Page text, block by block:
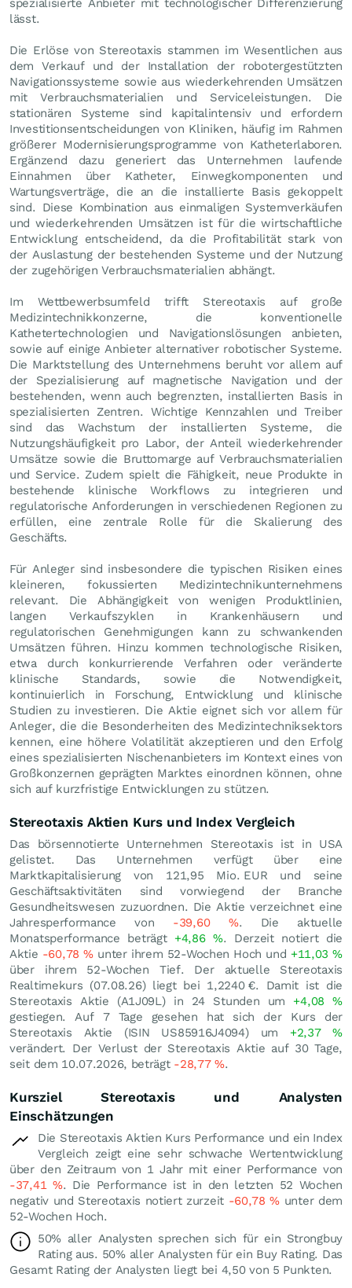
spezialisierte Anbieter mit technologischer Differenzierung
lässt.
Die Erlöse von Stereotaxis stammen im Wesentlichen aus
dem Verkauf und der Installation der robotergestützten
Navigationssysteme sowie aus wiederkehrenden Umsätzen
mit Verbrauchsmaterialien und Serviceleistungen. Die
stationären Systeme sind kapitalintensiv und erfordern
Investitionsentscheidungen von Kliniken, häufig im Rahmen
größerer Modernisierungsprogramme von Katheterlaboren.
Ergänzend dazu generiert das Unternehmen laufende
Einnahmen über Katheter, Einwegkomponenten und
Wartungsverträge, die an die installierte Basis gekoppelt
sind. Diese Kombination aus einmaligen Systemverkäufen
und wiederkehrenden Umsätzen ist für die wirtschaftliche
Entwicklung entscheidend, da die Profitabilität stark von
der Auslastung der bestehenden Systeme und der Nutzung
der zugehörigen Verbrauchsmaterialien abhängt.
Im Wettbewerbsumfeld trifft Stereotaxis auf große
Medizintechnikkonzerne, die konventionelle
Kathetertechnologien und Navigationslösungen anbieten,
sowie auf einige Anbieter alternativer robotischer Systeme.
Die Marktstellung des Unternehmens beruht vor allem auf
der Spezialisierung auf magnetische Navigation und der
bestehenden, wenn auch begrenzten, installierten Basis in
spezialisierten Zentren. Wichtige Kennzahlen und Treiber
sind das Wachstum der installierten Systeme, die
Nutzungshäufigkeit pro Labor, der Anteil wiederkehrender
Umsätze sowie die Bruttomarge auf Verbrauchsmaterialien
und Service. Zudem spielt die Fähigkeit, neue Produkte in
bestehende klinische Workflows zu integrieren und
regulatorische Anforderungen in verschiedenen Regionen zu
erfüllen, eine zentrale Rolle für die Skalierung des
Geschäfts.
Für Anleger sind insbesondere die typischen Risiken eines
kleineren, fokussierten Medizintechnikunternehmens
relevant. Die Abhängigkeit von wenigen Produktlinien,
langen Verkaufszyklen in Krankenhäusern und
regulatorischen Genehmigungen kann zu schwankenden
Umsätzen führen. Hinzu kommen technologische Risiken,
etwa durch konkurrierende Verfahren oder veränderte
klinische Standards, sowie die Notwendigkeit,
kontinuierlich in Forschung, Entwicklung und klinische
Studien zu investieren. Die Aktie eignet sich vor allem für
Anleger, die die Besonderheiten des Medizintechniksektors
kennen, eine höhere Volatilität akzeptieren und den Erfolg
eines spezialisierten Nischenanbieters im Kontext eines von
Großkonzernen geprägten Marktes einordnen können, ohne
sich auf kurzfristige Entwicklungen zu stützen.
Stereotaxis Aktien Kurs und Index Vergleich
Das börsennotierte Unternehmen Stereotaxis ist in USA
gelistet. Das Unternehmen verfügt über eine
Marktkapitalisierung von 121,95 Mio. EUR und seine
Geschäftsaktivitäten sind vorwiegend der Branche
Gesundheitswesen zuzuordnen. Die Aktie verzeichnet eine
Jahresperformance von -39,60 %. Die aktuelle
Monatsperformance beträgt +4,86%. Derzeit notiert die
Aktie -60,78%unter ihrem 52-Wochen Hoch und +11,03%
über ihrem 52-Wochen Tief. Der aktuelle Stereotaxis
Realtimekurs (07.08.26) liegt bei 1,2240 €. Damit ist die
Stereotaxis Aktie (A1J09L) in 24 Stunden um +4,08%
gestiegen. Auf 7 Tage gesehen hat sich der Kurs der
Stereotaxis Aktie (ISIN US85916J4094) um +2,37%
verändert. Der Verlust der Stereotaxis Aktie auf 30 Tage,
seit dem 10.07.2026, beträgt -28,77%.
Kursziel Stereotaxis und Analysten
Einschätzungen
Die Stereotaxis Aktien Kurs Performance und ein Index
Vergleich zeigt eine sehr schwache Wertentwicklung
über den Zeitraum von 1 Jahr mit einer Performance von
-37,41 %. Die Performance ist in den letzten 52 Wochen
negativ und Stereotaxis notiert zurzeit -60,78% unter dem
52-Wochen Hoch.
50% aller Analysten sprechen sich für ein Strongbuy
Rating aus. 50% aller Analysten für ein Buy Rating. Das
Gesamt Rating der Analysten liegt bei 4,50 von 5 Punkten.